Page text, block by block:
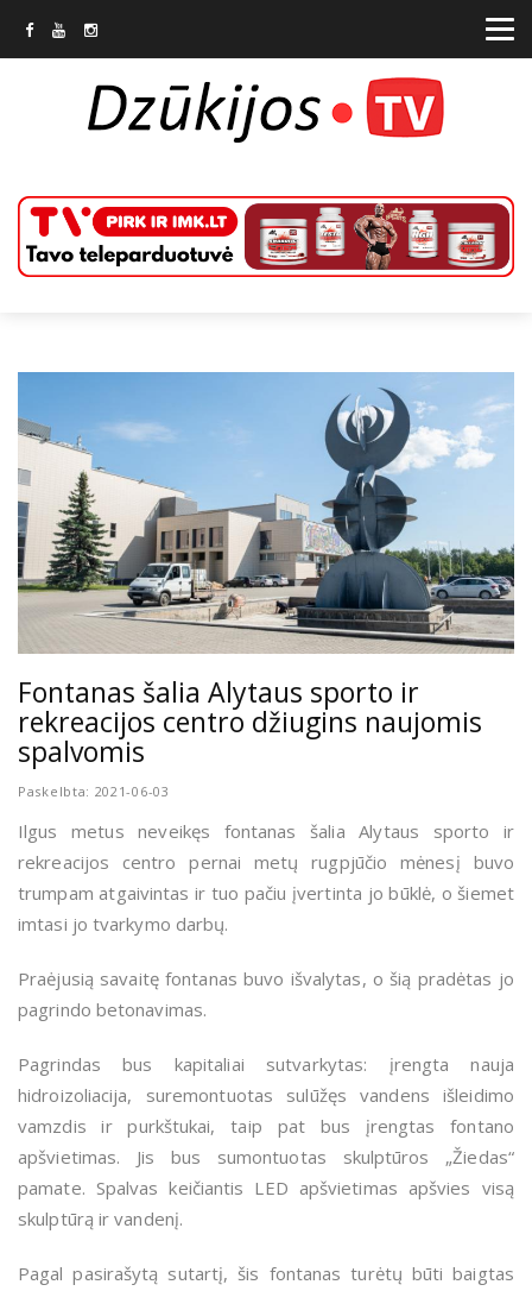
Fontanas šalia Alytaus sporto ir
rekreacijos centro džiugins naujomis
spalvomis
Paskelbta: 2021-06-03
Ilgus metus neveikęs fontanas šalia Alytaus sporto ir
rekreacijos centro pernai metų rugpjūčio mėnesį buvo
trumpam atgaivintas ir tuo pačiu įvertinta jo būklė, o šiemet
imtasi jo tvarkymo darbų.
Praėjusią savaitę fontanas buvo išvalytas, o šią pradėtas jo
pagrindo betonavimas.
Pagrindas bus kapitaliai sutvarkytas: įrengta nauja
hidroizoliacija, suremontuotas sulūžęs vandens išleidimo
vamzdis ir purkštukai, taip pat bus įrengtas fontano
apšvietimas. Jis bus sumontuotas skulptūros „Žiedas“
pamate. Spalvas keičiantis LED apšvietimas apšvies visą
skulptūrą ir vandenį.
Pagal pasirašytą sutartį, šis fontanas turėtų būti baigtas